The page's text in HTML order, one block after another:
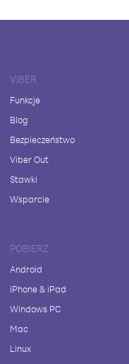
VIBER
Funkcje
Blog
Bezpieczeństwo
Viber Out
Stawki
Wsparcie
POBIERZ
Android
iPhone & iPad
Windows PC
Mac
Linux